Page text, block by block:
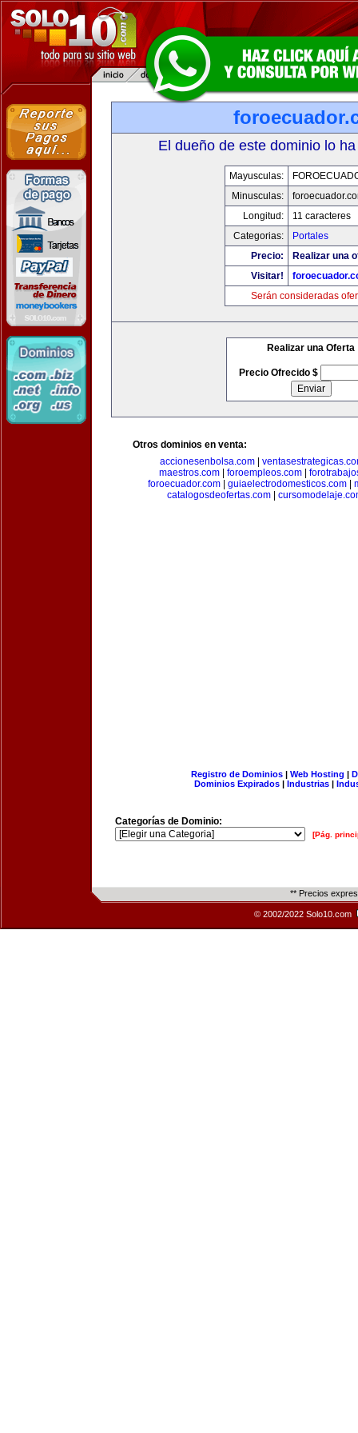
El dueño de este dominio lo
Mayusculas:
Minusculas:
Longitud:
11 caracteres
Categorias:
Portales
Precio:
Realizar una
Visitar!
Serán consideradas
Realizar una Oferta
Precio Ofrecido $
Otros dominios en venta:
accionesenbolsa.com|
maestros.com| foroempleos.com|
foroecuador.com| guiaelectrodomesticos.com|
catalogosdeofertas.com|
Registro de Dominios| Web Hosting |
Dominios Expirados | Industrias |
Categorías de Dominio:
[Pág.
** Precios
© 2002/2022 Solo10.com